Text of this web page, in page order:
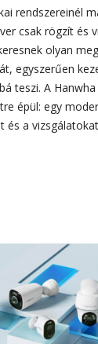
rendszereinél
csak rögzít és
olyan
egyszerűen
teszi. A Hanwha
épül: egy
és a